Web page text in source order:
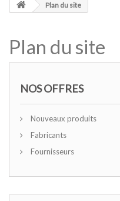
Plan du site
Plan du site
NOS OFFRES
Nouveaux produits
Fabricants
Fournisseurs